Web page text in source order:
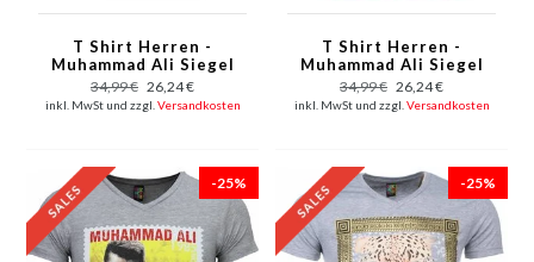
T Shirt Herren -
Muhammad Ali Siegel
Print - Schwarz
34,99 € 26,24 €
inkl. MwSt und zzgl. Versandkosten
T Shirt Herren -
Muhammad Ali Siegel
Print - Rot
34,99 € 26,24 €
inkl. MwSt und zzgl. Versandkosten
-25% -25%